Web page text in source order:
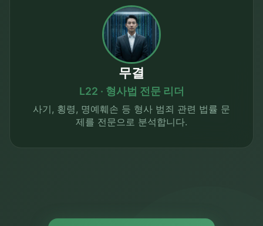
무결
L22 · 형사법 전문 리더
사기, 횡령, 명예훼손 등 형사 범죄 관련 법률 문
제를 전문으로 분석합니다.